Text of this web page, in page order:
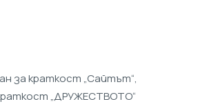
за краткост „Сайтът“,
„ДРУЖЕСТВОТО“